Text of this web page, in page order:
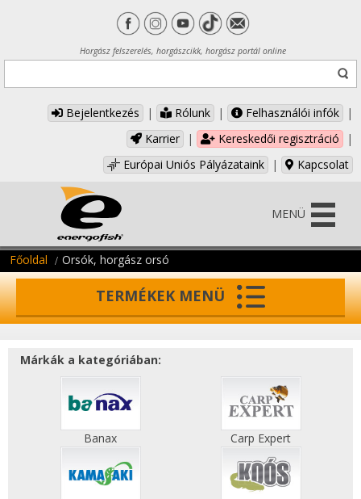
Horgász felszerelés, horgászcikk, horgász portál online
Bejelentkezés | Rólunk | Felhasználói infók
|
Karrier
| Kereskedői regisztráció
|
Európai Uniós Pályázataink
| Kapcsolat
MENÜ
Főoldal Orsók, horgász orsó
TERMÉKEK MENÜ
Márkák a kategóriában:
Banax Carp Expert